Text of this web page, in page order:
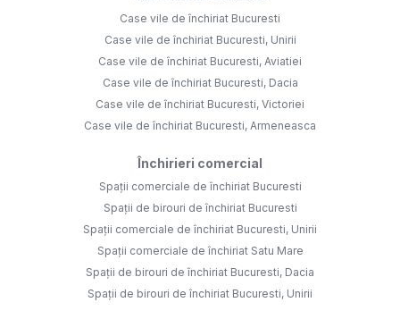
Case vile de închiriat Bucuresti
Case vile de închiriat Bucuresti, Unirii
Case vile de închiriat Bucuresti, Aviatiei
Case vile de închiriat Bucuresti, Dacia
Case vile de închiriat Bucuresti, Victoriei
Case vile de închiriat Bucuresti, Armeneasca
Închirieri comercial
Spații comerciale de închiriat Bucuresti
Spații de birouri de închiriat Bucuresti
Spații comerciale de închiriat Bucuresti, Unirii
Spații comerciale de închiriat Satu Mare
Spații de birouri de închiriat Bucuresti, Dacia
Spații de birouri de închiriat Bucuresti, Unirii